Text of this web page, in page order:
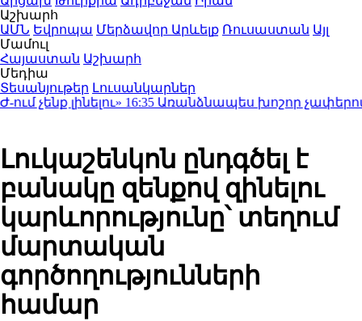
Աշխարհ
ԱՄՆ Եվրոպա Մերձավոր Արևելք Ռուսաստան Այլ
Մամուլ
Հայաստան Աշխարհ
Մեդիա
Տեսանյութեր Լուսանկարներ
լինելու»16:35 Առանձնապես խոշոր չափերով
Լուկաշենկոն ընդգծել է
բանակը զենքով զինելու
կարևորությունը՝ տեղում
մարտական ​​
գործողությունների
համար